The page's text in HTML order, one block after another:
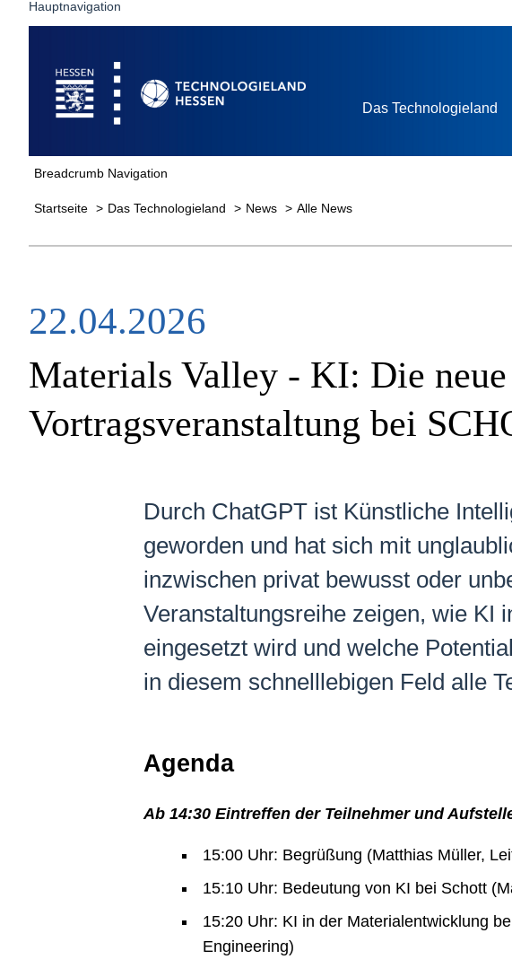
Hauptnavigation
Startseite
Das Technologieland
Breadcrumb Navigation
Startseite Das Technologieland News Alle News
22.04.2026
Materials Valley - KI: Die
Vortragsveranstaltung bei
Durch ChatGPT ist Künstliche
geworden und hat sich mit
inzwischen privat bewusst oder
Veranstaltungsreihe zeigen, wie KI
eingesetzt wird und welche
in diesem schnelllebigen Feld alle
Agenda
Ab 14:30 Eintreffen der Teilnehmer und
15:00 Uhr: Begrüßung (Matthias Müller,
15:10 Uhr: Bedeutung von KI bei Schott
15:20 Uhr: KI in der Materialentwicklung
Engineering)